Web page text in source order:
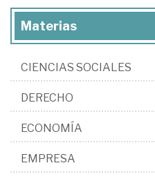
Materias
CIENCIAS SOCIALES
DERECHO
ECONOMÍA
EMPRESA